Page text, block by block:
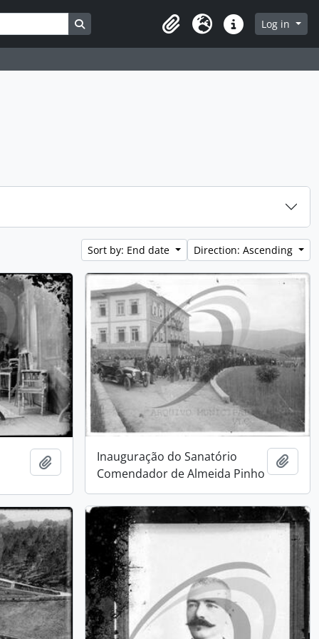
Search in browse page
ClipboardLanguageQuick linksLog in
Sort by: End date Direction: Ascending
Add to clipboardInauguração do Sanatório
Comendador de Almeida Pinho
Add